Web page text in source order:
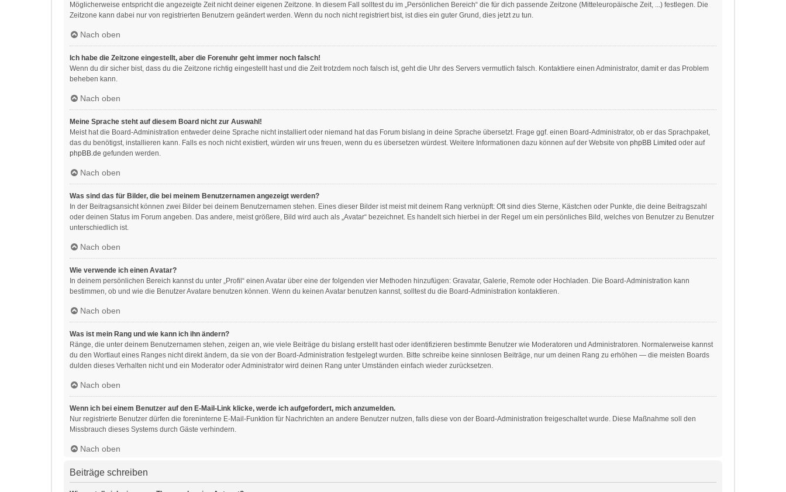
Möglicherweise entspricht die angezeigte Zeit nicht deiner eigenen Zeitzone. In diesem Fall solltest du im „Persönlichen Bereich“ die für dich passende Zeitzone (Mitteleuropäische Zeit, ...) festlegen. Die
Zeitzone kann dabei nur von registrierten Benutzern geändert werden. Wenn du noch nicht registriert bist, ist dies ein guter Grund, dies jetzt zu tun.
Nach oben
Ich habe die Zeitzone eingestellt, aber die Forenuhr geht immer noch falsch!
Wenn du dir sicher bist, dass du die Zeitzone richtig eingestellt hast und die Zeit trotzdem noch falsch ist, geht die Uhr des Servers vermutlich falsch. Kontaktiere einen Administrator, damit er das Problem
beheben kann.
Nach oben
Meine Sprache steht auf diesem Board nicht zur Auswahl!
Meist hat die Board-Administration entweder deine Sprache nicht installiert oder niemand hat das Forum bislang in deine Sprache übersetzt. Frage ggf. einen Board-Administrator, ob er das Sprachpaket,
das du benötigst, installieren kann. Falls es noch nicht existiert, würden wir uns freuen, wenn du es übersetzen würdest. Weitere Informationen dazu können auf der Website von phpBB Limited oder auf
phpBB.de gefunden werden.
Nach oben
Was sind das für Bilder, die bei meinem Benutzernamen angezeigt werden?
In der Beitragsansicht können zwei Bilder bei deinem Benutzernamen stehen. Eines dieser Bilder ist meist mit deinem Rang verknüpft: Oft sind dies Sterne, Kästchen oder Punkte, die deine Beitragszahl
oder deinen Status im Forum angeben. Das andere, meist größere, Bild wird auch als „Avatar“ bezeichnet. Es handelt sich hierbei in der Regel um ein persönliches Bild, welches von Benutzer zu Benutzer
unterschiedlich ist.
Nach oben
Wie verwende ich einen Avatar?
In deinem persönlichen Bereich kannst du unter „Profil“ einen Avatar über eine der folgenden vier Methoden hinzufügen: Gravatar, Galerie, Remote oder Hochladen. Die Board-Administration kann
bestimmen, ob und wie die Benutzer Avatare benutzen können. Wenn du keinen Avatar benutzen kannst, solltest du die Board-Administration kontaktieren.
Nach oben
Was ist mein Rang und wie kann ich ihn ändern?
Ränge, die unter deinem Benutzernamen stehen, zeigen an, wie viele Beiträge du bislang erstellt hast oder identifizieren bestimmte Benutzer wie Moderatoren und Administratoren. Normalerweise kannst
du den Wortlaut eines Ranges nicht direkt ändern, da sie von der Board-Administration festgelegt wurden. Bitte schreibe keine sinnlosen Beiträge, nur um deinen Rang zu erhöhen — die meisten Boards
dulden dieses Verhalten nicht und ein Moderator oder Administrator wird deinen Rang unter Umständen einfach wieder zurücksetzen.
Nach oben
Wenn ich bei einem Benutzer auf den E-Mail-Link klicke, werde ich aufgefordert, mich anzumelden.
Nur registrierte Benutzer dürfen die foreninterne E-Mail-Funktion für Nachrichten an andere Benutzer nutzen, falls diese von der Board-Administration freigeschaltet wurde. Diese Maßnahme soll den
Missbrauch dieses Systems durch Gäste verhindern.
Nach oben
Beiträge schreiben